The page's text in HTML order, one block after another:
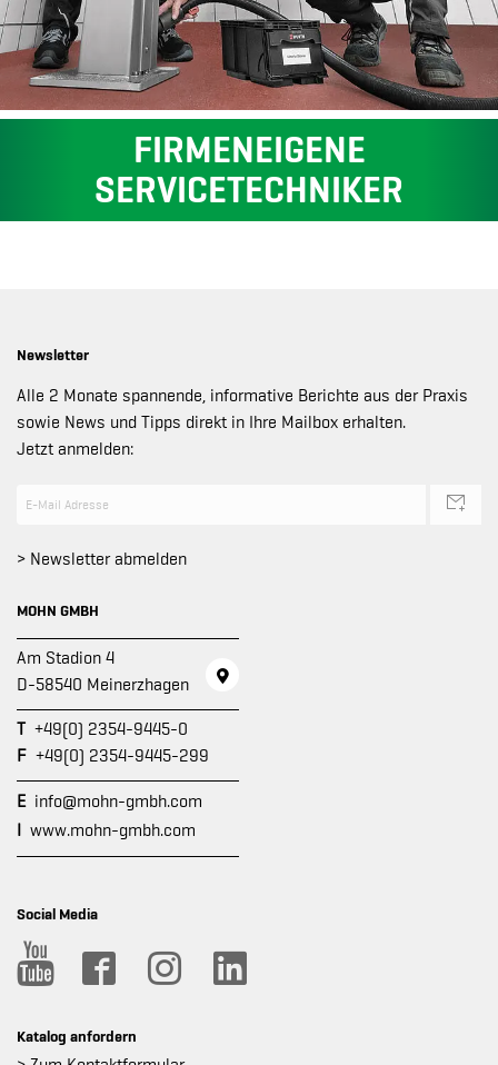
FIRMENEIGENE
SERVICETECHNIKER
Newsletter
Alle 2 Monate spannende, informative Berichte aus der Praxis
sowie News und Tipps direkt in Ihre Mailbox erhalten.
Jetzt anmelden:
> Newsletter abmelden
MOHN GMBH
Am Stadion 4
D-58540 Meinerzhagen
T +49(0) 2354-9445-0
F +49(0) 2354-9445-299
E info@mohn-gmbh.com
I www.mohn-gmbh.com
Social Media
Katalog anfordern